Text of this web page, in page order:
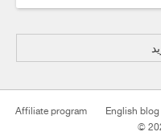
Affiliate program English blog
©